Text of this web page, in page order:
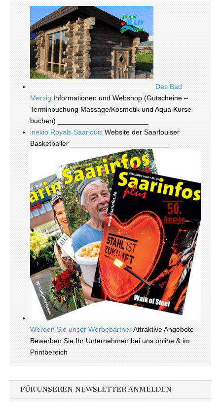
Das Bad
Merzig Informationen und Webshop (Gutscheine –
Terminbuchung Massage/Kosmetik und Aqua Kurse
buchen) _______________________
inexio Royals Saarlouis Website der Saarlouiser
Basketballer _________________________
Werden Sie unser WerbepartnerAttraktive Angebote –
Bewerben Sie Ihr Unternehmen bei uns online & im
Printbereich
FÜR UNSEREN NEWSLETTER ANMELDEN